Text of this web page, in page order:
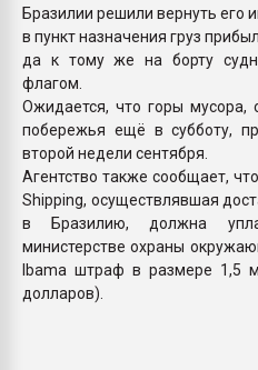
Бразилии решили вернуть его
в пункт назначения груз
да к тому же на борту
флагом.
Ожидается, что горы мусора,
побережья ещё в субботу,
второй недели сентября.
Агентство также сообщает,
Shipping, осуществлявшая
в Бразилию, должна
министерстве охраны
Ibama штраф в размере 1,5
долларов).